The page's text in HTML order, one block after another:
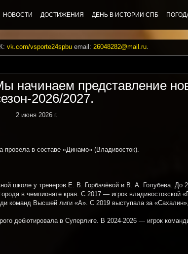
НОВОСТИ ДОСТИЖЕНИЯ ДЕНЬ В ИСТОРИИ СПБ
vk.com/vsporte24spbu email: 26048282@mail.ru.
представление
2026/2027.
2 июня 2026 г.
в составе «Динамо» (Владивосток).
школе у тренеров Е. В. Горбачёвой и В. А. Голубева. До
в чемпионате края. С 2017 — игрок владивостокской
команд Высшей лиги «А». С 2019 выступала за
дебютировала в Суперлиге. В 2024-2026 — игрок